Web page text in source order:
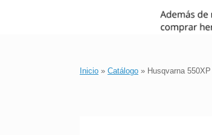
Inicio » Catálogo » Husqvarna